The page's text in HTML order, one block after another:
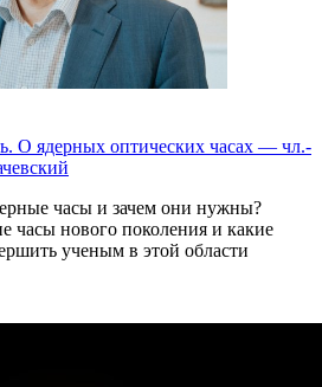
О ядерных оптических часах ― чл.-
часы и зачем они нужны?
часы нового поколения и какие
ученым в этой области